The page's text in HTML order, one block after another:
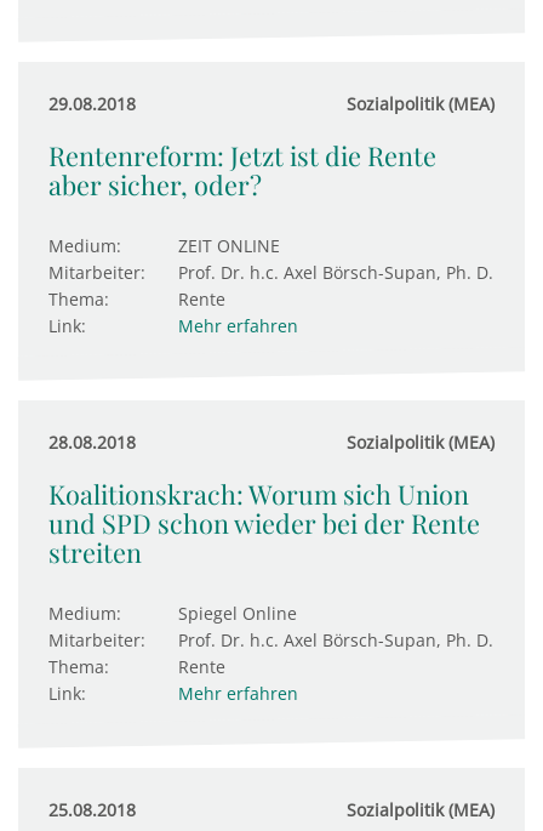
29.08.2018 Sozialpolitik (MEA)
Rentenreform: Jetzt ist die Rente
aber sicher, oder?
Medium:
ZEIT ONLINE
Mitarbeiter:
Prof. Dr. h.c. Axel Börsch-Supan, Ph. D.
Thema:
Rente
Link:
Mehr erfahren
28.08.2018 Sozialpolitik (MEA)
Koalitionskrach: Worum sich Union
und SPD schon wieder bei der Rente
streiten
Medium:
Spiegel Online
Mitarbeiter:
Prof. Dr. h.c. Axel Börsch-Supan, Ph. D.
Thema:
Rente
Link:
Mehr erfahren
25.08.2018 Sozialpolitik (MEA)